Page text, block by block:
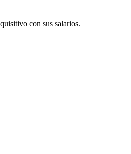
con sus salarios.